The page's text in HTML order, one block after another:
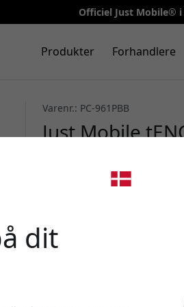
Officiel Just Mobile®
Produkter Forhandlere
Varenr.: PC-961PBB
Just Mobile
tynd
opladning
dit